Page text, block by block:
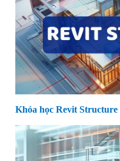
Khóa học Revit Structure